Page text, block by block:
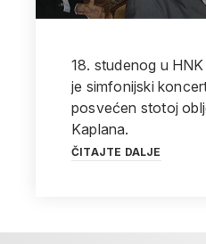
18. studenog u
je simfonijski
posvećen stotoj
Kaplana.
ČITAJTE DALJE